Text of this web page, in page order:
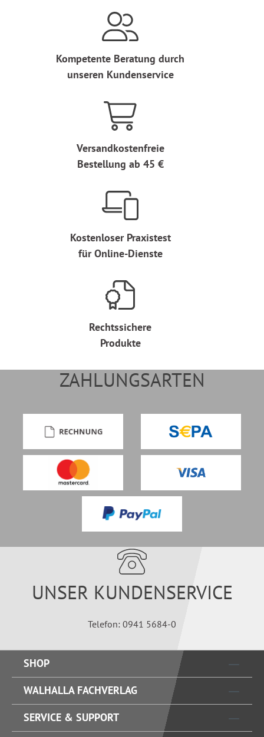
Kompetente Beratung durch
unseren Kundenservice
Versandkostenfreie
Bestellung ab 45 €
Kostenloser Praxistest
für Online-Dienste
Rechtssichere
Produkte
ZAHLUNGSARTEN
UNSER KUNDENSERVICE
Telefon: 0941 5684-0
SHOP
WALHALLA FACHVERLAG
SERVICE & SUPPORT